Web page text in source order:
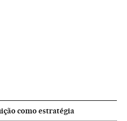
como estratégia